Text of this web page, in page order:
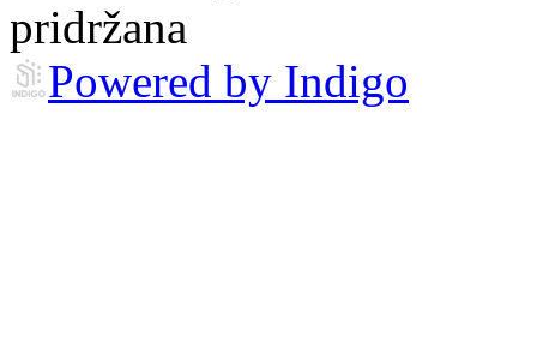
pridržana
Powered by Indigo